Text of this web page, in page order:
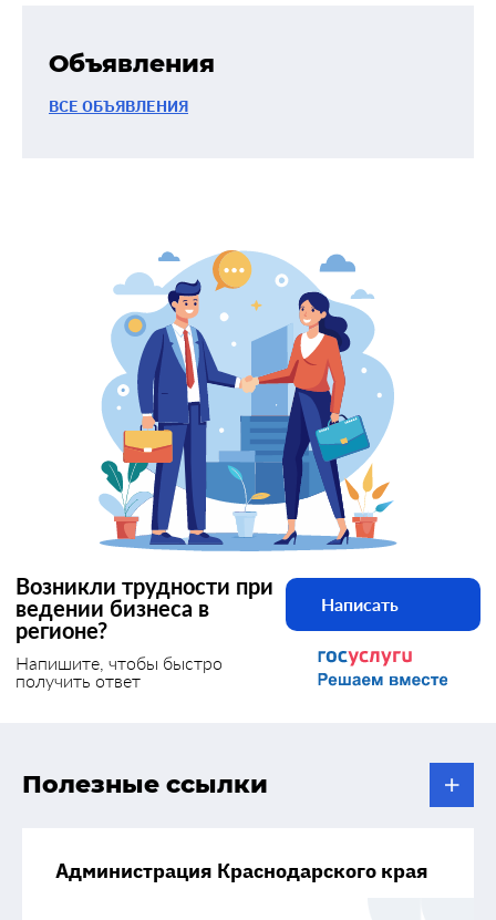
Объявления
ВСЕ ОБЪЯВЛЕНИЯ
Возникли трудности при
ведении бизнеса в
регионе?
Напишите, чтобы быстро
получить ответ
Написать
Полезные ссылки
Администрация Краснодарского края